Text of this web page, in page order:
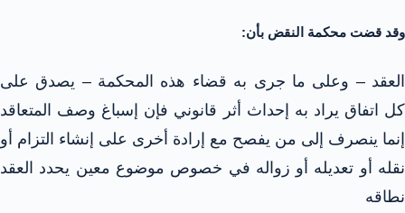
وقد قضت محكمة النقض بأن:
العقد – وعلى ما جرى به قضاء هذه المحكمة – يصدق على
كل اتفاق يراد به إحداث أثر قانوني فإن إسباغ وصف المتعاقد
إنما ينصرف إلى من يفصح مع إرادة أخرى على إنشاء التزام أو
نقله أو تعديله أو زواله في خصوص موضوع معين يحدد العقد
نطاقه